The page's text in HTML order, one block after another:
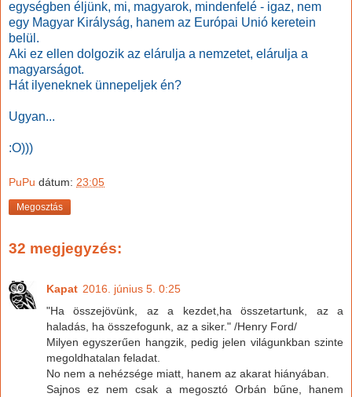
egységben éljünk, mi, magyarok, mindenfelé - igaz, nem
egy Magyar Királyság, hanem az Európai Unió keretein
belül.
Aki ez ellen dolgozik az elárulja a nemzetet, elárulja a
magyarságot.
Hát ilyeneknek ünnepeljek én?
Ugyan...
:O)))
PuPu dátum: 23:05
Megosztás
32 megjegyzés:
Kapat 2016. június 5. 0:25
"Ha összejövünk, az a kezdet,ha összetartunk, az a
haladás, ha összefogunk, az a siker." /Henry Ford/
Milyen egyszerűen hangzik, pedig jelen világunkban szinte
megoldhatalan feladat.
No nem a nehézsége miatt, hanem az akarat hiányában.
Sajnos ez nem csak a megosztó Orbán bűne, hanem